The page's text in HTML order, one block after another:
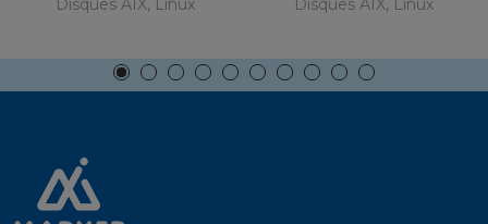
Disques AIX, Linux Disques AIX, Linux